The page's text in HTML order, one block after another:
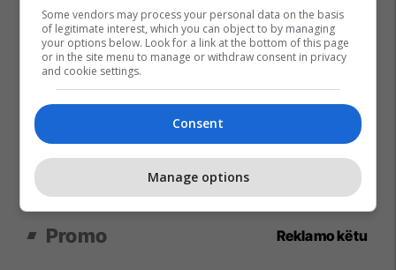
Promo Reklamo këtu
Some vendors may process your personal data on the basis
of legitimate interest, which you can object to by managing
your options below. Look for a link at the bottom of this page
or in the site menu to manage or withdraw consent in privacy
and cookie settings.
Consent
Manage options